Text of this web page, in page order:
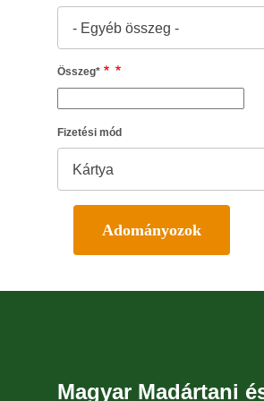
- Egyéb összeg -
Összeg*
Fizetési mód
Kártya
Magyar Madártani